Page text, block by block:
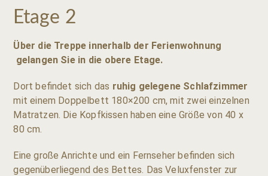
Etage 2
Über die Treppe innerhalb der Ferienwohnung
gelangen Sie in die obere Etage.
Dort befindet sich das ruhig gelegene Schlafzimmer
mit einem Doppelbett 180×200 cm, mit zwei einzelnen
Matratzen. Die Kopfkissen haben eine Größe von 40 x
80 cm.
Eine große Anrichte und ein Fernseher befinden sich
gegenüberliegend des Bettes. Das Veluxfenster zur